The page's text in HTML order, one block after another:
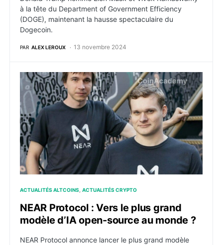
à la tête du Department of Government Efficiency
(DOGE), maintenant la hausse spectaculaire du
Dogecoin.
PAR ALEX LEROUX 13 novembre 2024
NEAR Protocol : Vers le plus grand modèle d’IA
ACTUALITÉS ALTCOINS ACTUALITÉS CRYPTO
NEAR Protocol : Vers le plus grand
modèle d’IA open-source au monde ?
NEAR Protocol annonce lancer le plus grand modèle